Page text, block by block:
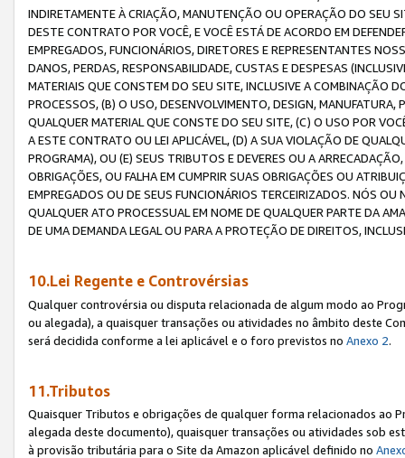
INDIRETAMENTE À CRIAÇÃO, MANUTENÇÃO OU OPERAÇÃO DO SEU
DESTE CONTRATO POR VOCÊ, E VOCÊ ESTÁ DE ACORDO EM
EMPREGADOS, FUNCIONÁRIOS, DIRETORES E REPRESENTANTES
DANOS, PERDAS, RESPONSABILIDADE, CUSTAS E DESPESAS
MATERIAIS QUE CONSTEM DO SEU SITE, INCLUSIVE A COMBINAÇÃO
PROCESSOS, (B) O USO, DESENVOLVIMENTO, DESIGN,
QUALQUER MATERIAL QUE CONSTE DO SEU SITE, (C) O USO POR
A ESTE CONTRATO OU LEI APLICÁVEL, (D) A SUA VIOLAÇÃO DE
PROGRAMA), OU (E) SEUS TRIBUTOS E DEVERES OU A
OBRIGAÇÕES, OU FALHA EM CUMPRIR SUAS OBRIGAÇÕES OU
EMPREGADOS OU DE SEUS FUNCIONÁRIOS TERCEIRIZADOS. NÓS
QUALQUER ATO PROCESSUAL EM NOME DE QUALQUER PARTE DA
DE UMA DEMANDA LEGAL OU PARA A PROTEÇÃO DE DIREITOS,
10.Lei Regente e Controvérsias
Qualquer controvérsia ou disputa relacionada de algum modo ao
ou alegada), a quaisquer transações ou atividades no âmbito deste
será decidida conforme a lei aplicável e o foro previstos no Anexo 2.
11.Tributos
Quaisquer Tributos e obrigações de qualquer forma relacionados ao
alegada deste documento), quaisquer transações ou atividades sob
à provisão tributária para o Site da Amazon aplicável definido no